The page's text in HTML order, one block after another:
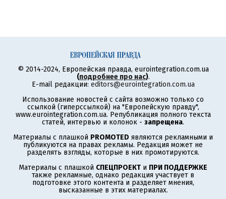
© 2014-2024, Европейская правда, eurointegration.com.ua
(подробнее про нас).
E-mail редакции: editors@eurointegration.com.ua
Использование новостей с сайта возможно только со
ссылкой (гиперссылкой) на "Европейскую правду",
www.eurointegration.com.ua. Републикация полного текста
статей, интервью и колонок - запрещена.
Материалы с плашкой PROMOTED являются рекламными и
публикуются на правах рекламы. Редакция может не
разделять взгляды, которые в них промотируются.
Материалы с плашкой СПЕЦПРОЕКТ и ПРИ ПОДДЕРЖКЕ
также рекламные, однако редакция участвует в
подготовке этого контента и разделяет мнения,
высказанные в этих материалах.